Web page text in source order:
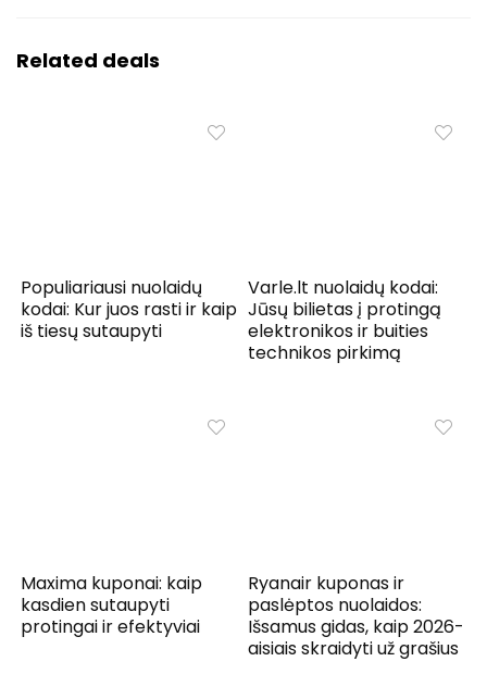
Related deals
Populiariausi nuolaidų
kodai: Kur juos rasti ir kaip
iš tiesų sutaupyti
Varle.lt nuolaidų kodai:
Jūsų bilietas į protingą
elektronikos ir buities
technikos pirkimą
Maxima kuponai: kaip
kasdien sutaupyti
protingai ir efektyviai
Ryanair kuponas ir
paslėptos nuolaidos:
Išsamus gidas, kaip 2026-
aisiais skraidyti už grašius